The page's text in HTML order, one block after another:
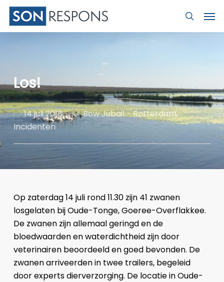
Skip
main
search
Los!
14 juli 2018 Bow Jubail - Rotterdam,
Incidenten
Op zaterdag 14 juli rond 11.30 zijn 41 zwanen
losgelaten bij Oude-Tonge, Goeree-Overflakkee.
De zwanen zijn allemaal geringd en de
bloedwaarden en waterdichtheid zijn door
veterinairen beoordeeld en goed bevonden. De
zwanen arriveerden in twee trailers, begeleid
door experts dierverzorging. De locatie in Oude-